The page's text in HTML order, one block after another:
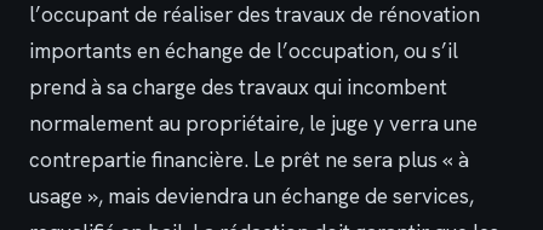
l’occupant de réaliser des travaux de rénovation
importants en échange de l’occupation, ou s’il
prend à sa charge des travaux qui incombent
normalement au propriétaire, le juge y verra une
contrepartie financière. Le prêt ne sera plus « à
usage », mais deviendra un échange de services,